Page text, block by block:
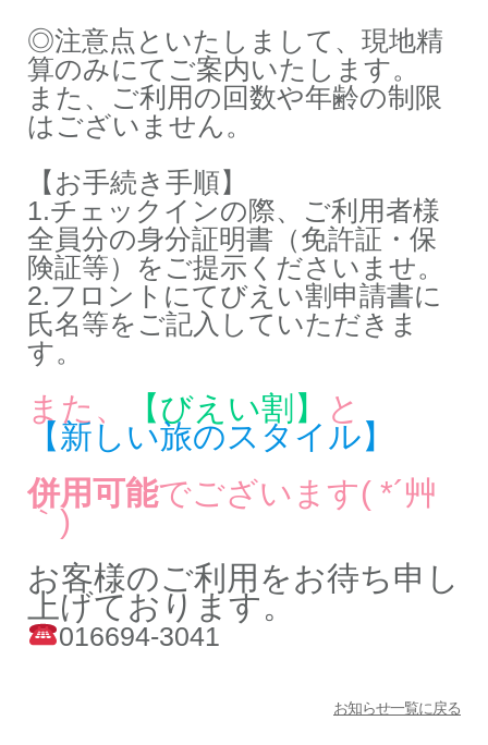
◎注意点といたしまして、現地精
算のみにてご案内いたします。
また、ご利用の回数や年齢の制限
はございません。
【お手続き手順】
1.チェックインの際、ご利用者様
全員分の身分証明書（免許証・保
険証等）をご提示くださいませ。
2.フロントにてびえい割申請書に
氏名等をご記入していただきま
す。
また、 【びえい割】 と
【新しい旅のスタイル】
併用可能でございます( *´艸
｀)
お客様のご利用をお待ち申し
上げております。
016694-3041
お知らせ一覧に戻る